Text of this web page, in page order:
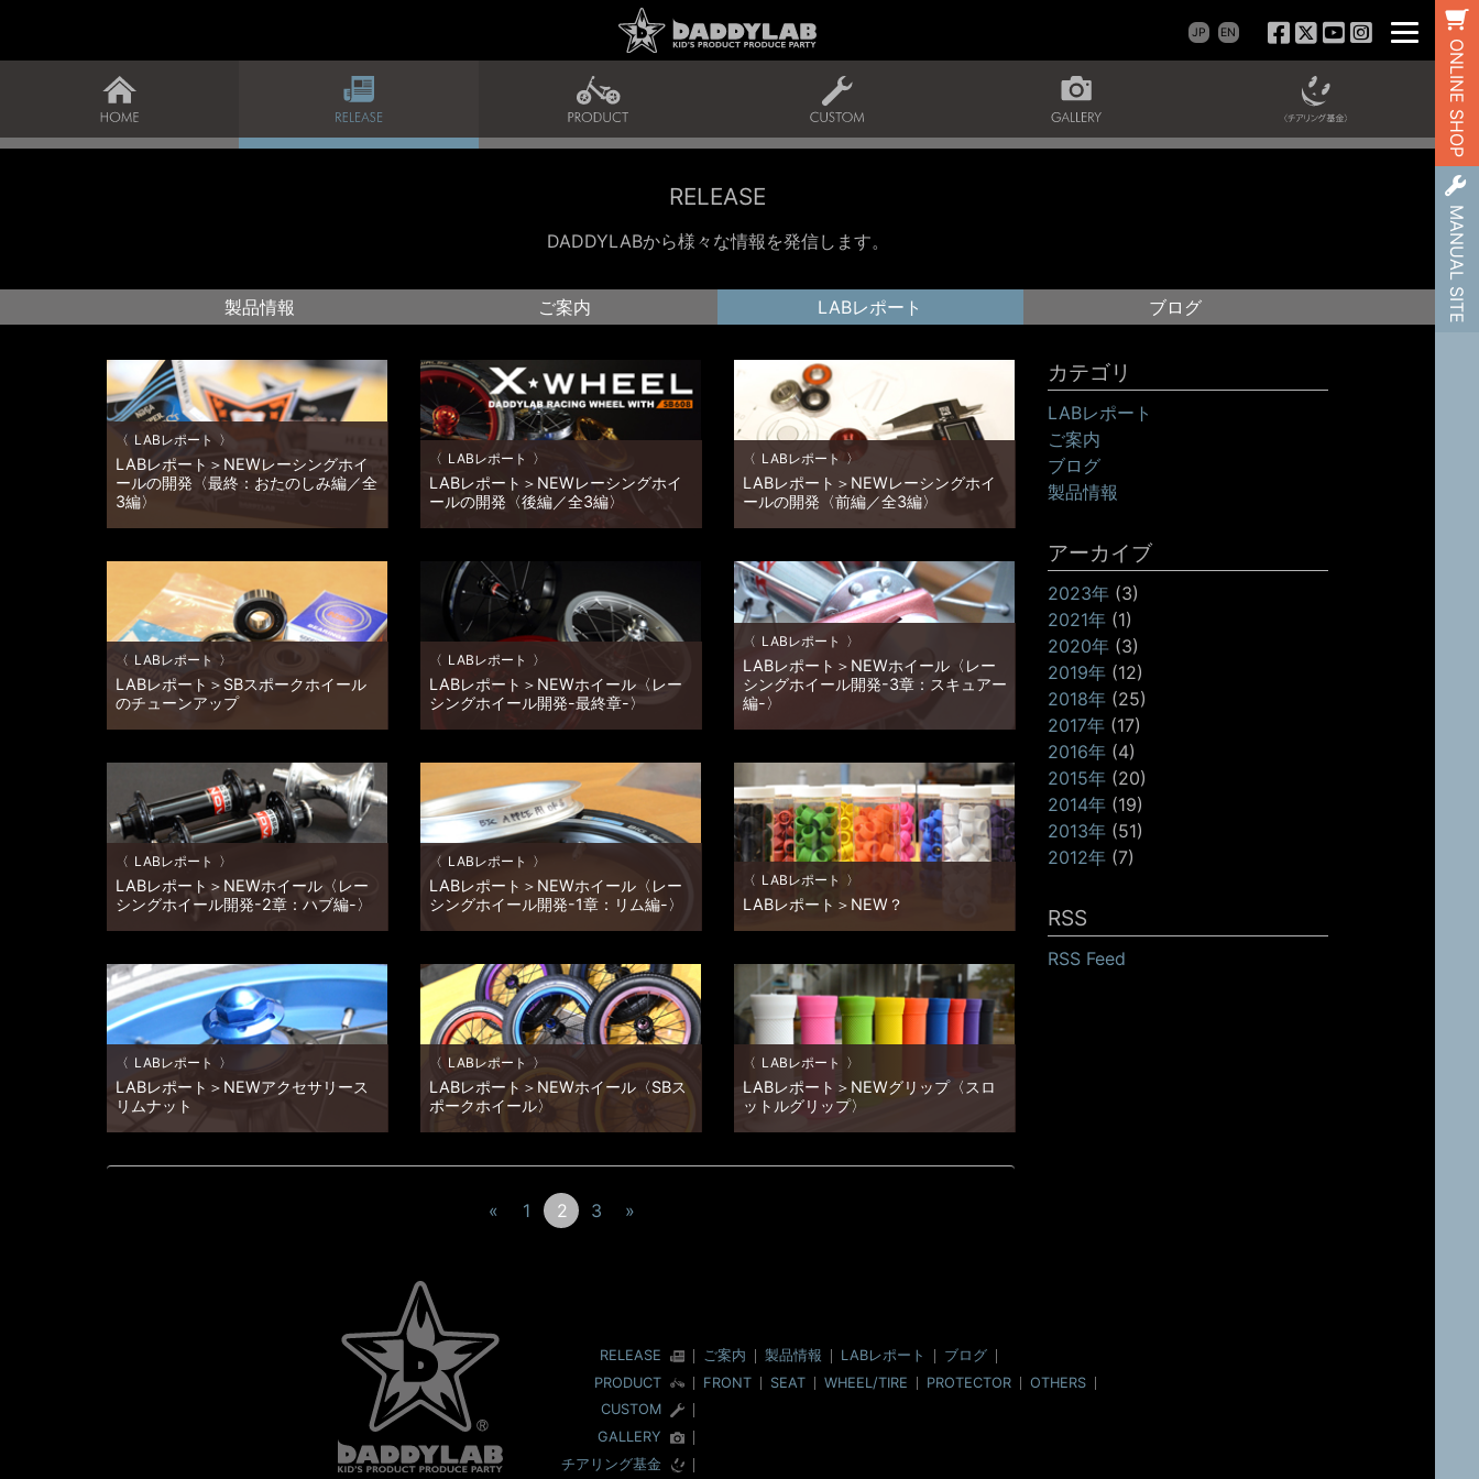
ONLINE SHOP
MANUAL SITE
JP EN
RELEASE
DADDYLABから様々な情報を発信します。
製品情報 ご案内 LABレポート ブログ
LABレポート
LABレポート＞NEWレーシングホイ
ールの開発〈最終：おたのしみ編／全
3編〉
NEWレーシングホイールの開発〈全3編〉!!
だきました。 最終回は、「NEWレーシング
ホイールの開発〈おたのしみ編〉」です。
〈LABレポー […]
LABレポート
LABレポート＞NEWレーシングホイ
ールの開発〈後編／全3編〉
「NEWレーシングホイールの開発〈後
させていただきます。 〈LABレポート〉 開
発期間約1年。なんだかんだとトラブルをか
かえながらやっと量産!! 新しいDADDYLAB
オリジナルレ […]
LABレポート
LABレポート＞NEWレーシングホイ
ールの開発〈前編／全3編〉
カスタムダディのみなさん、お子様と楽しい
品開発担当のサクラダディです。 かな〜り
ご無沙汰してしまいましたが、さぼってた訳
ではなく、相変わらず何だかんだとLAB活動
（迷走？）を […]
LABレポート
LABレポート＞SBスポークホイール
のチューンアップ
新年もすっかり明けてしまいましたが＿ 開
ィの皆様、本年も一緒になんだかんだと楽し
みましょう～!! 新年一発目のLABレポートは
＿ 昨年暮れに発売したシールベアリング搭
載のS […]
LABレポート
LABレポート＞NEWホイール〈レー
シングホイール開発-最終章-〉
レーシングホイール開発＿最終章です。 ご
ん、長い間お待たせいたしました。 「長か
ったぁ～」 やっと皆さんにお披露目できる
日がきました。＿涙 私個人にとってもたく
さんの想い入れがある商 […]
LABレポート
LABレポート＞NEWホイール〈レー
シングホイール開発-3章：スキュアー
編-〉
レーシングホイール開発・3章＿今回は、ス
ールの開発に着手した当初は、スキュアーは
既製品を採用する予定でした。 この間、
我々メーカーの知識を超えた豊富なノウハウ
と高い技術力を持った […]
LABレポート
LABレポート＞NEWホイール〈レー
シングホイール開発-2章：ハブ編-〉
レーシングホイール開発・2章＿今回は、ハ
を左右する要となる重要な機能パーツ!! 慎重
に選定しなければ!! 今回のレーシングホイー
ル開発にあたり機能的な部分とは別に設定さ
れた課題は、 […]
LABレポート
LABレポート＞NEWホイール〈レー
シングホイール開発-1章：リム編-〉
こんにちは、DADDYLAB商品開発担当の
ズンも終盤となってまいりましたが、今シー
ズンのお子様の成長は実感できましたでしょ
うか？ シーズンオフに向けてDADDYLAB
は、 […]
LABレポート
LABレポート＞NEW？
コレ↓ な～～んだ？ コレ、ハンドルグリッ
幅は、約18mm 販売は、各色1個単位。 お好
きなカラーをチョイスして組み合わせて一つ
のグリップを完成!! こ～んな感じに↓ カラフ
ルで […]
LABレポート
LABレポート＞NEWアクセサリース
リムナット
なんか、寒くないですか？ 今朝、起きて今
LABレポート
LABレポート＞NEWホイール〈SBス
ポークホイール〉
いかがお過ごしですか～商品開発担当の
こうなると「あぢぃ～吐くぅ～」な～んて言
ってた猛暑が妙に恋しかったり、秋の気配が
LABレポート
LABレポート＞NEWグリップ〈スロ
ットルグリップ〉
DADDYLABのグリップといえば、ロックリ
« 1 2 3 »
カテゴリ
LABレポート
ご案内
ブログ
製品情報
アーカイブ
2023年 (3)
2021年 (1)
2020年 (3)
2019年 (12)
2018年 (25)
2017年 (17)
2016年 (4)
2015年 (20)
2014年 (19)
2013年 (51)
2012年 (7)
RSS
RSS Feed
RELEASE ご案内 製品情報 LABレポート
ブログ
PRODUCT
FRONT SEAT WHEEL/TIRE PROTECTOR
OTHERS
CUSTOM
GALLERY
チアリング基金